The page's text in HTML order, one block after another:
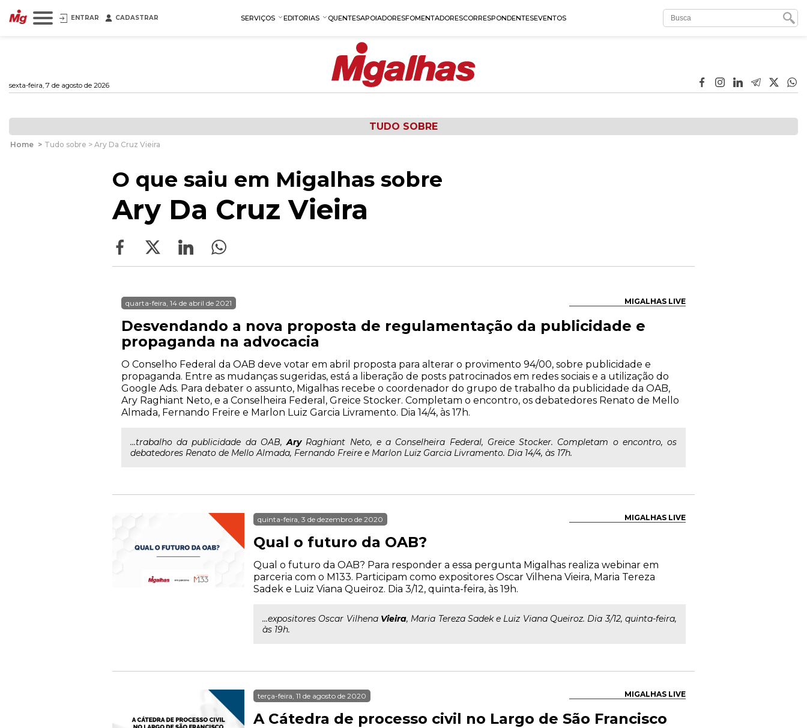
ENTRAR CADASTRAR SERVIÇOS EDITORIAS QUENTESAPOIADORESFOMENTADORESCORRESPONDENTESEVENTOS
sexta-feira, 7 de agosto de 2026
TUDO SOBRE
Home > Tudo sobre > Ary Da Cruz Vieira
O que saiu em Migalhas sobre
Ary Da Cruz Vieira
MIGALHAS LIVE
quarta-feira, 14 de abril de 2021
Desvendando a nova proposta de regulamentação da publicidade e
propaganda na advocacia
O Conselho Federal da OAB deve votar em abril proposta para alterar o provimento 94/00, sobre publicidade e
propaganda. Entre as mudanças sugeridas, está a liberação de posts patrocinados em redes sociais e a utilização do
Google Ads. Para debater o assunto, Migalhas recebe o coordenador do grupo de trabalho da publicidade da OAB,
Ary Raghiant Neto, e a Conselheira Federal, Greice Stocker. Completam o encontro, os debatedores Renato de Mello
Almada, Fernando Freire e Marlon Luiz Garcia Livramento. Dia 14/4, às 17h.
...trabalho da publicidade da OAB,AryRaghiant Neto, e a Conselheira Federal, Greice Stocker. Completam o encontro, os
debatedores Renato de Mello Almada, Fernando Freire e Marlon Luiz Garcia Livramento. Dia 14/4, às 17h.
MIGALHAS LIVE
quinta-feira, 3 de dezembro de 2020
Qual o futuro da OAB?
Qual o futuro da OAB? Para responder a essa pergunta Migalhas realiza webinar em
parceria com o M133. Participam como expositores Oscar Vilhena Vieira, Maria Tereza
Sadek e Luiz Viana Queiroz. Dia 3/12, quinta-feira, às 19h.
...expositores Oscar Vilhena Vieira, Maria Tereza Sadek e Luiz Viana Queiroz. Dia 3/12, quinta-feira,
às 19h.
MIGALHAS LIVE
terça-feira, 11 de agosto de 2020
A Cátedra de processo civil no Largo de São Francisco